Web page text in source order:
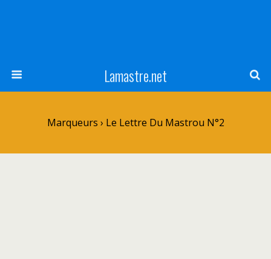
Lamastre.net
Marqueurs › Le Lettre Du Mastrou N°2